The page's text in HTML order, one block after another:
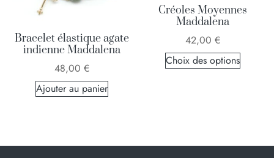
Bracelet élastique agate
indienne Maddalena
48,00 €
Ajouter au panier
Créoles Moyennes
Maddalena
42,00 €
Choix des options